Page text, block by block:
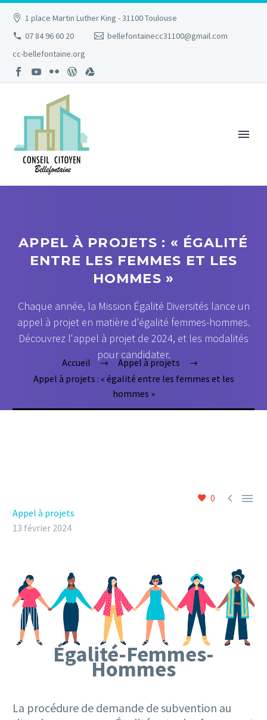
1 place Martin Luther King - 31100 Toulouse
07 84 96 60 20
bellefontainecc31100@gmail.com
cc-bellefontaine.org
APPEL À PROJETS : « ÉGALITÉ
ENTRE LES FEMMES ET LES
HOMMES »
Chaque année, la Mission Égalité Diversités lance un
appel à projet en matière d'égalité femmes-hommes.
Découvrez l'appel à projet de 2024, et les modalités
pour candidater.
Accueil
Appel à projets
Appel à projets : « égalité entre les femmes et les
hommes »
0  
Appel à projets
13 février 2024
Égalité-Femmes-
Hommes
La procédure de demande de subvention au